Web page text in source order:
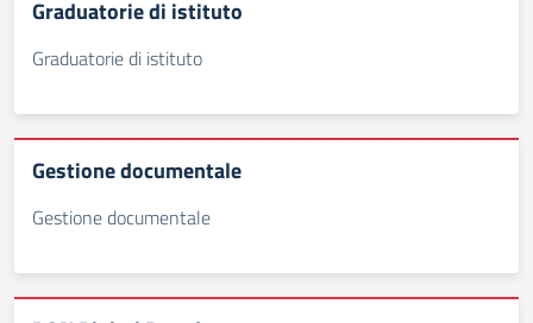
Graduatorie di istituto
Graduatorie di istituto
Gestione documentale
Gestione documentale